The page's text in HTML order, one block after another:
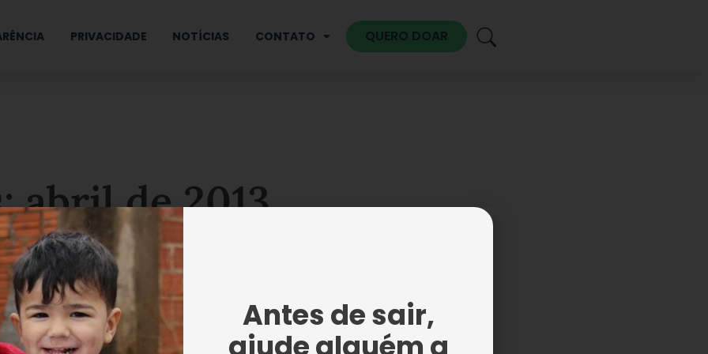
PRIVACIDADE NOTÍCIAS CONTATO QUERO DOAR
abril de 2013
sensibiliza
para preservação dos
Antes de sair,